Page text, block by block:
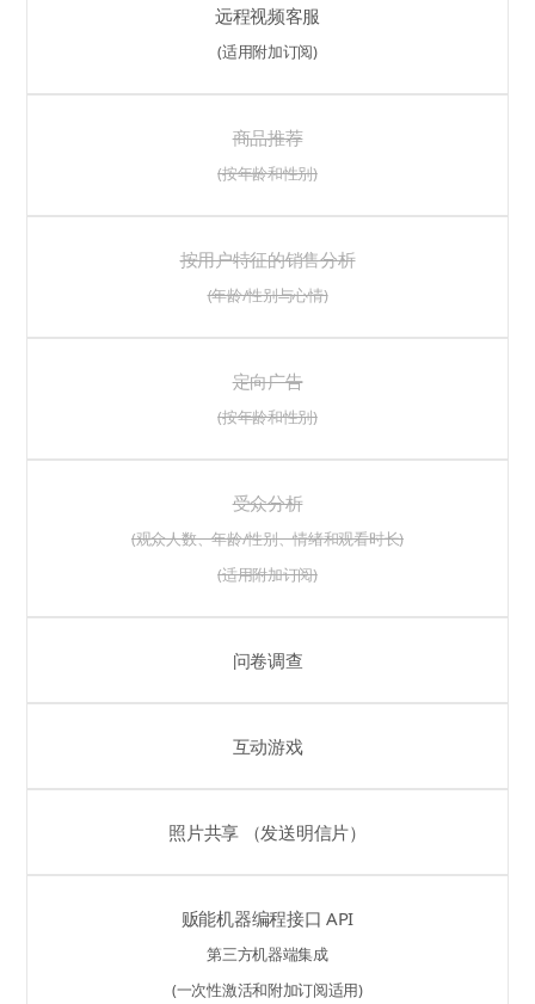
远程视频客服
(适用附加订阅)
商品推荐
(按年龄和性别)
按用户特征的销售分析
(年龄/性别与心情)
定向广告
(按年龄和性别)
受众分析
(观众人数、年龄/性别、情绪和观看时长)
(适用附加订阅)
问卷调查
互动游戏
照片共享 （发送明信片）
贩能机器编程接口 API
第三方机器端集成
(一次性激活和附加订阅适用)